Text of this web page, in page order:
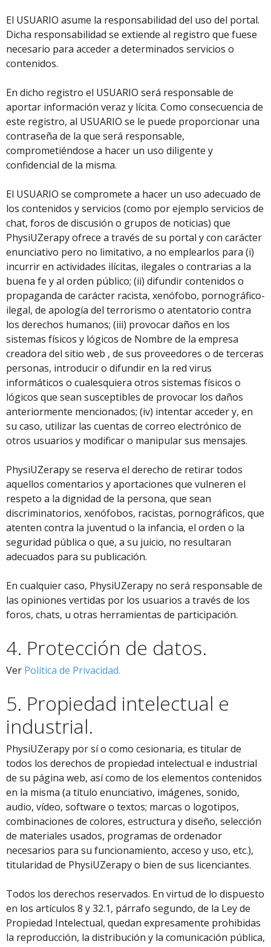
El USUARIO asume la responsabilidad del uso del portal.
Dicha responsabilidad se extiende al registro que fuese
necesario para acceder a determinados servicios o
contenidos.
En dicho registro el USUARIO será responsable de
aportar información veraz y lícita. Como consecuencia de
este registro, al USUARIO se le puede proporcionar una
contraseña de la que será responsable,
comprometiéndose a hacer un uso diligente y
confidencial de la misma.
El USUARIO se compromete a hacer un uso adecuado de
los contenidos y servicios (como por ejemplo servicios de
chat, foros de discusión o grupos de noticias) que
PhysiUZerapy ofrece a través de su portal y con carácter
enunciativo pero no limitativo, a no emplearlos para (i)
incurrir en actividades ilícitas, ilegales o contrarias a la
buena fe y al orden público; (ii) difundir contenidos o
propaganda de carácter racista, xenófobo, pornográfico-
ilegal, de apología del terrorismo o atentatorio contra
los derechos humanos; (iii) provocar daños en los
sistemas físicos y lógicos de Nombre de la empresa
creadora del sitio web , de sus proveedores o de terceras
personas, introducir o difundir en la red virus
informáticos o cualesquiera otros sistemas físicos o
lógicos que sean susceptibles de provocar los daños
anteriormente mencionados; (iv) intentar acceder y, en
su caso, utilizar las cuentas de correo electrónico de
otros usuarios y modificar o manipular sus mensajes.
PhysiUZerapy se reserva el derecho de retirar todos
aquellos comentarios y aportaciones que vulneren el
respeto a la dignidad de la persona, que sean
discriminatorios, xenófobos, racistas, pornográficos, que
atenten contra la juventud o la infancia, el orden o la
seguridad pública o que, a su juicio, no resultaran
adecuados para su publicación.
En cualquier caso, PhysiUZerapy no será responsable de
las opiniones vertidas por los usuarios a través de los
foros, chats, u otras herramientas de participación.
4. Protección de datos.
Ver Política de Privacidad.
5. Propiedad intelectual e
industrial.
PhysiUZerapy por sí o como cesionaria, es titular de
todos los derechos de propiedad intelectual e industrial
de su página web, así como de los elementos contenidos
en la misma (a título enunciativo, imágenes, sonido,
audio, vídeo, software o textos; marcas o logotipos,
combinaciones de colores, estructura y diseño, selección
de materiales usados, programas de ordenador
necesarios para su funcionamiento, acceso y uso, etc.),
titularidad de PhysiUZerapy o bien de sus licenciantes.
Todos los derechos reservados. En virtud de lo dispuesto
en los artículos 8 y 32.1, párrafo segundo, de la Ley de
Propiedad Intelectual, quedan expresamente prohibidas
la reproducción, la distribución y la comunicación pública,